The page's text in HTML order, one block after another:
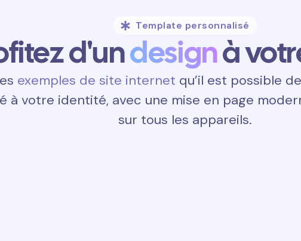
Template personnalisé
d'undesignà
exemples de site internet qu’il est possible
à votre identité, avec une mise en page
sur tous les appareils.